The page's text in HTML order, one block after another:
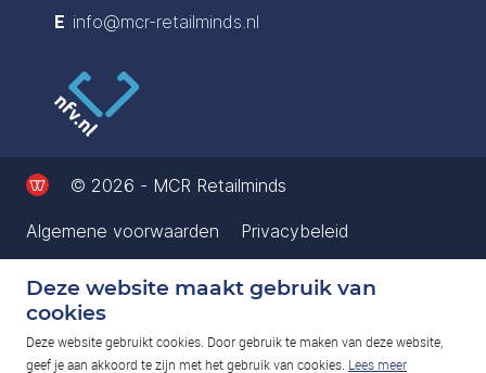
E info@mcr-retailminds.nl
© 2026 - MCR Retailminds
Algemene voorwaarden Privacybeleid
Deze website maakt gebruik van
cookies
Deze website gebruikt cookies. Door gebruik te maken van deze website,
geef je aan akkoord te zijn met het gebruik van cookies. Lees meer